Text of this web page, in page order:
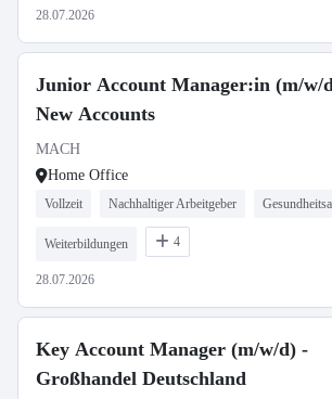
28.07.2026
Junior Account Manager:in (m/w/
New Accounts
MACH
Home Office
Vollzeit Nachhaltiger Arbeitgeber
Weiterbildungen 4
28.07.2026
Key Account Manager (m/w/d) -
Großhandel Deutschland